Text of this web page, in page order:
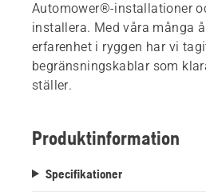
Automower®-installationer
installera. Med våra många
erfarenhet i ryggen har vi
begränsningskablar som
ställer.
Produktinformation
Specifikationer